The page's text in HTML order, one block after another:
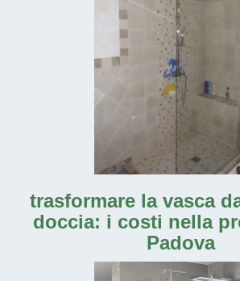
trasformare la vasca
doccia: i costi nella
Padova